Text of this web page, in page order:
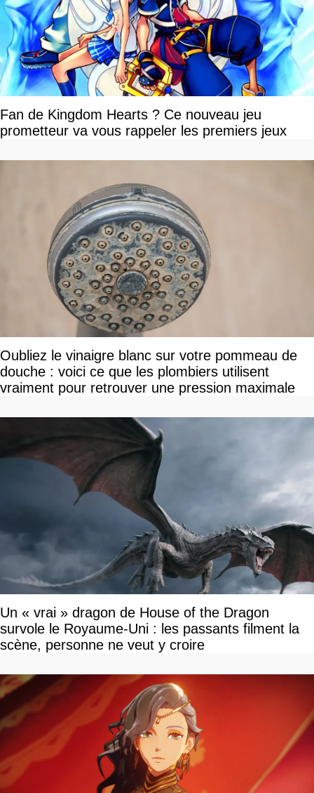
Fan de Kingdom Hearts ? Ce nouveau jeu
prometteur va vous rappeler les premiers jeux
Oubliez le vinaigre blanc sur votre pommeau de
douche : voici ce que les plombiers utilisent
vraiment pour retrouver une pression maximale
Un « vrai » dragon de House of the Dragon
survole le Royaume-Uni : les passants filment la
scène, personne ne veut y croire